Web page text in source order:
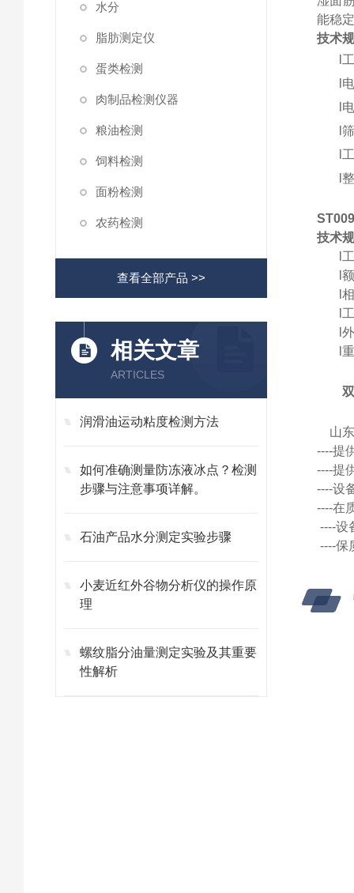
水分
脂肪测定仪
蛋类检测
肉制品检测仪器
粮油检测
饲料检测
面粉检测
农药检测
查看全部产品 >>
相关文章
ARTICLES
润滑油运动粘度检测方法
如何准确测量防冻液冰点？检测
步骤与注意事项详解。
石油产品水分测定实验步骤
小麦近红外谷物分析仪的操作原
理
螺纹脂分油量测定实验及其重要
性解析
能稳
技术
l
l
技术
l
l
l
l
山
----提
----提
----设
----在
----设
----保